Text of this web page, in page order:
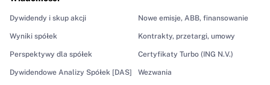
Dywidendy i skup akcji
Wyniki spółek
Perspektywy dla spółek
Dywidendowe Analizy Spółek [DAS]
Nowe emisje, ABB, finansowanie
Kontrakty, przetargi, umowy
Certyfikaty Turbo (ING N.V.)
Wezwania